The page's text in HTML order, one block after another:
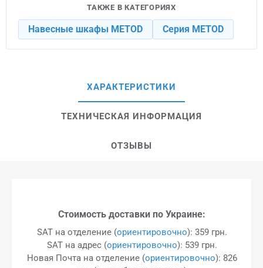
ТАКЖЕ В КАТЕГОРИЯХ
Навесные шкафы METOD Серия METOD
ХАРАКТЕРИСТИКИ
ТЕХНИЧЕСКАЯ ИНФОРМАЦИЯ
ОТЗЫВЫ
Стоимость доставки по Украине:
SAT на отделение (ориентировочно): 359 грн.
SAT на адрес (ориентировочно): 539 грн.
Новая Почта на отделение (ориентировочно): 826